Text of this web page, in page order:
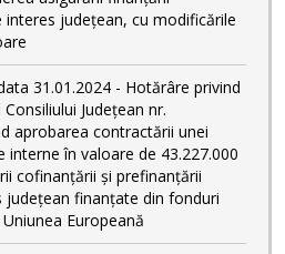
interes județean, cu modificările
31.01.2024 - Hotărâre privind
Județean nr.
aprobarea contractării unei
interne în valoare de 43.227.000
cofinanțării și prefinanțării
finanțate din fonduri
Europeană